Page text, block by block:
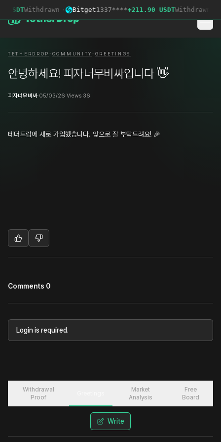
Withdrawn · Bitget1337****+211.90 USDTWithdrawn
TETHERDROP · COMMUNITY · GREETINGS
안녕하세요! 피자너무비싸입니다 👋
피자너무비싸·05/03/26·Views 36
테더드랍에 새로 가입했습니다. 앞으로 잘 부탁드려요! 🎉
Comments 0
Login is required.
Withdrawal
Proof
Market
Analysis
Free
Board
Write